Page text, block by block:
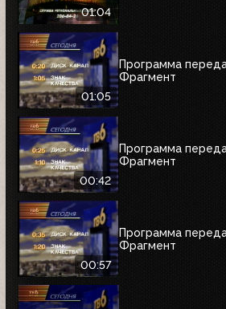
01:04
01:05
Программа
Фрагмент
00:42
Программа
Фрагмент
00:57
Программа
Фрагмент